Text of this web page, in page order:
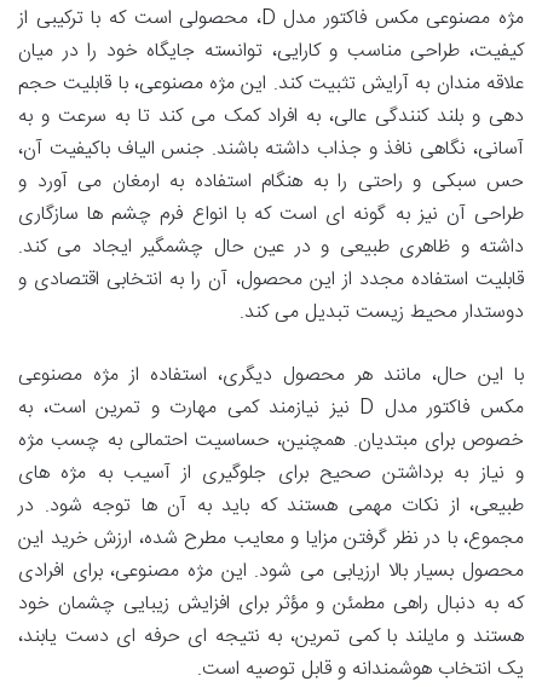
مژه مصنوعی مکس فاکتور مدل D، محصولی است که با ترکیبی از
کیفیت، طراحی مناسب و کارایی، توانسته جایگاه خود را در میان
علاقه مندان به آرایش تثبیت کند. این مژه مصنوعی، با قابلیت حجم
دهی و بلند کنندگی عالی، به افراد کمک می کند تا به سرعت و به
آسانی، نگاهی نافذ و جذاب داشته باشند. جنس الیاف باکیفیت آن،
حس سبکی و راحتی را به هنگام استفاده به ارمغان می آورد و
طراحی آن نیز به گونه ای است که با انواع فرم چشم ها سازگاری
داشته و ظاهری طبیعی و در عین حال چشمگیر ایجاد می کند.
قابلیت استفاده مجدد از این محصول، آن را به انتخابی اقتصادی و
دوستدار محیط زیست تبدیل می کند.
با این حال، مانند هر محصول دیگری، استفاده از مژه مصنوعی
مکس فاکتور مدل D نیز نیازمند کمی مهارت و تمرین است، به
خصوص برای مبتدیان. همچنین، حساسیت احتمالی به چسب مژه
و نیاز به برداشتن صحیح برای جلوگیری از آسیب به مژه های
طبیعی، از نکات مهمی هستند که باید به آن ها توجه شود. در
مجموع، با در نظر گرفتن مزایا و معایب مطرح شده، ارزش خرید این
محصول بسیار بالا ارزیابی می شود. این مژه مصنوعی، برای افرادی
که به دنبال راهی مطمئن و مؤثر برای افزایش زیبایی چشمان خود
هستند و مایلند با کمی تمرین، به نتیجه ای حرفه ای دست یابند،
یک انتخاب هوشمندانه و قابل توصیه است.